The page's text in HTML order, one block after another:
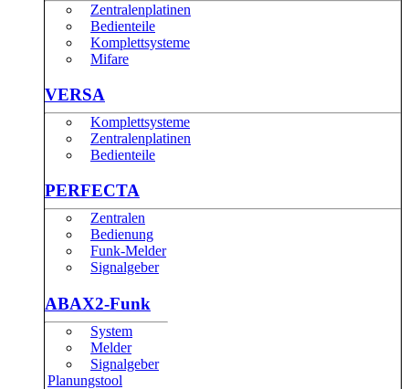
Zentralenplatinen
Bedienteile
Komplettsysteme
Mifare
VERSA
Komplettsysteme
Zentralenplatinen
Bedienteile
PERFECTA
Zentralen
Bedienung
Funk-Melder
Signalgeber
ABAX2-Funk
System
Melder
Signalgeber
Planungstool